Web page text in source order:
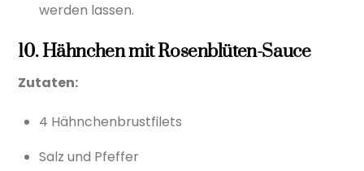
werden lassen.
10. Hähnchen mit Rosenblüten-Sauce
Zutaten:
4 Hähnchenbrustfilets
Salz und Pfeffer